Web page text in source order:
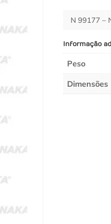
N 99177 –
Informação
Peso
Dimensões